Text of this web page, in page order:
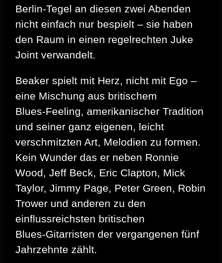
Berlin‑Tegel an diesen zwei Abenden
nicht einfach nur bespielt – sie haben
den Raum in einen regelrechten Juke
Joint verwandelt.
Beaker spielt mit Herz, nicht mit Ego –
eine Mischung aus britischem
Blues‑Feeling, amerikanischer Tradition
und seiner ganz eigenen, leicht
verschmitzten Art, Melodien zu formen.
Kein Wunder das er neben Ronnie
Wood, Jeff Beck, Eric Clapton, Mick
Taylor, Jimmy Page, Peter Green, Robin
Trower und anderen zu den
einflussreichsten britischen
Blues‑Gitarristen der vergangenen fünf
Jahrzehnte zählt.